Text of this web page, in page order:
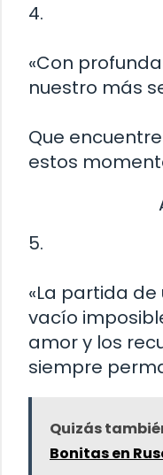
4.
«Con
nuestro más
Que
estos
5.
«La partida
vacío
amor y los
siempre
Quizás
Bonitas en